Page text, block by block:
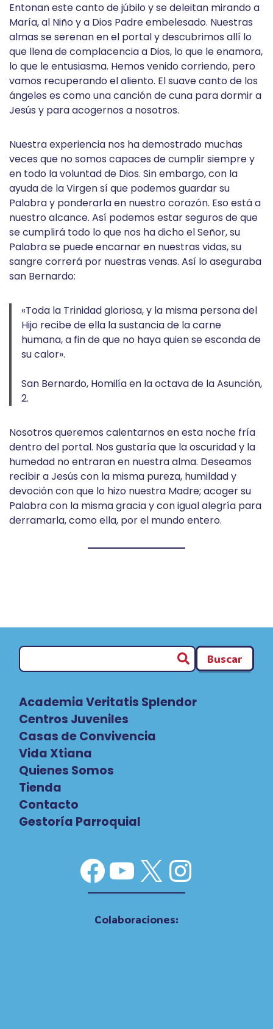
Entonan este canto de júbilo y se deleitan mirando a
María, al Niño y a Dios Padre embelesado. Nuestras
almas se serenan en el portal y descubrimos allí lo
que llena de complacencia a Dios, lo que le enamora,
lo que le entusiasma. Hemos venido corriendo, pero
vamos recuperando el aliento. El suave canto de los
ángeles es como una canción de cuna para dormir a
Jesús y para acogernos a nosotros.
Nuestra experiencia nos ha demostrado muchas
veces que no somos capaces de cumplir siempre y
en todo la voluntad de Dios. Sin embargo, con la
ayuda de la Virgen sí que podemos guardar su
Palabra y ponderarla en nuestro corazón. Eso está a
nuestro alcance. Así podemos estar seguros de que
se cumplirá todo lo que nos ha dicho el Señor, su
Palabra se puede encarnar en nuestras vidas, su
sangre correrá por nuestras venas. Así lo aseguraba
san Bernardo:
«Toda la Trinidad gloriosa, y la misma persona del
Hijo recibe de ella la sustancia de la carne
humana, a fin de que no haya quien se esconda de
su calor».
San Bernardo, Homilía en la octava de la Asunción,
2.
Nosotros queremos calentarnos en esta noche fría
dentro del portal. Nos gustaría que la oscuridad y la
humedad no entraran en nuestra alma. Deseamos
recibir a Jesús con la misma pureza, humildad y
devoción con que lo hizo nuestra Madre; acoger su
Palabra con la misma gracia y con igual alegría para
derramarla, como ella, por el mundo entero.
Buscar
Academia Veritatis Splendor
Centros Juveniles
Casas de Convivencia
Vida Xtiana
Quienes Somos
Tienda
Contacto
Gestoría Parroquial
Facebook
YouTube
X
Colaboraciones: